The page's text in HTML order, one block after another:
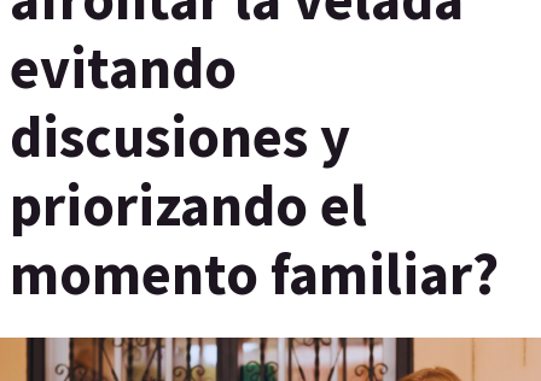
evitando
discusiones y
priorizando el
momento familiar?